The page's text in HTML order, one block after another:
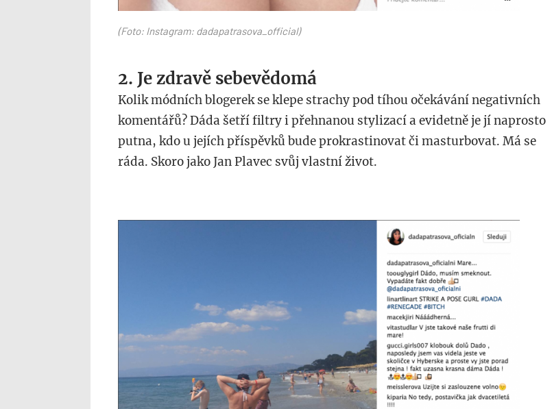
(Foto: Instagram: dadapatrasova_official)
2. Je zdravě sebevědomá
Kolik módních blogerek se klepe strachy pod tíhou očekávání negativních
komentářů? Dáda šetří filtry i přehnanou stylizací a evidetně je jí naprosto
putna, kdo u jejích příspěvků bude prokrastinovat či masturbovat. Má se
ráda. Skoro jako Jan Plavec svůj vlastní život.